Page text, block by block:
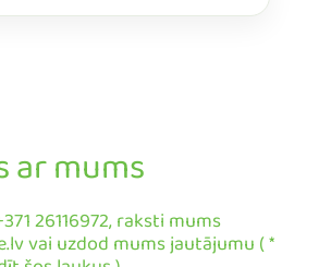
ar mums
26116972, raksti mums
vai uzdod mums jautājumu ( *